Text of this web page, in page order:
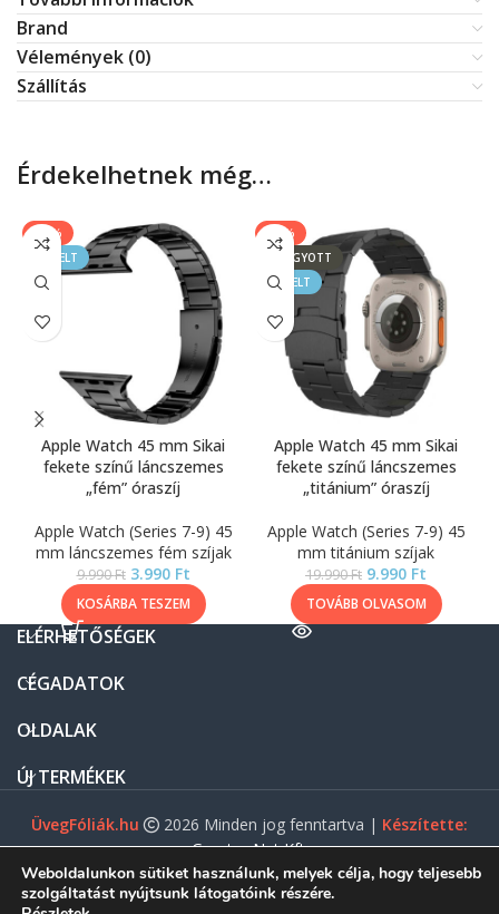
Brand
Vélemények (0)
Szállítás
Érdekelhetnek még…
-60%
KIEMELT
Apple Watch 45 mm Sikai
fekete színű láncszemes
„fém” óraszíj
Apple Watch (Series 7-9) 45
mm láncszemes fém szíjak
9.990Ft 3.990 Ft
KOSÁRBA TESZEM
-50%
ELFOGYOTT
KIEMELT
Apple Watch 45 mm Sikai
fekete színű láncszemes
„titánium” óraszíj
Apple Watch (Series 7-9) 45
mm titánium szíjak
19.990Ft 9.990 Ft
TOVÁBB OLVASOM
ELÉRHETŐSÉGEK
CÉGADATOK
OLDALAK
ÚJ TERMÉKEK
ÜvegFóliák.hu 2026 Minden jog fenntartva | Készítette:
Gasztro Net Kft.
Weboldalunkon sütiket használunk, melyek célja, hogy teljesebb
szolgáltatást nyújtsunk látogatóink részére.